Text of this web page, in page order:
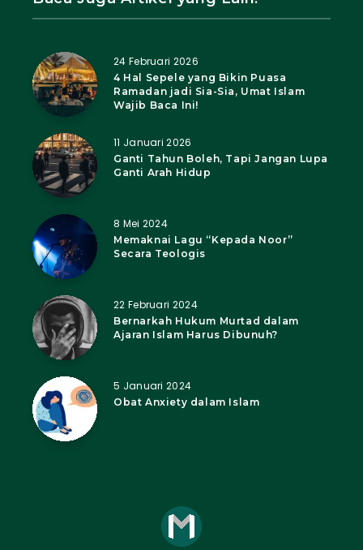
24 Februari 2026
4 Hal Sepele yang Bikin Puasa
Ramadan jadi Sia-Sia, Umat Islam
Wajib Baca Ini!
11 Januari 2026
Ganti Tahun Boleh, Tapi Jangan Lupa
Ganti Arah Hidup
8 Mei 2024
Memaknai Lagu “Kepada Noor”
Secara Teologis
22 Februari 2024
Bernarkah Hukum Murtad dalam
Ajaran Islam Harus Dibunuh?
5 Januari 2024
Obat Anxiety dalam Islam